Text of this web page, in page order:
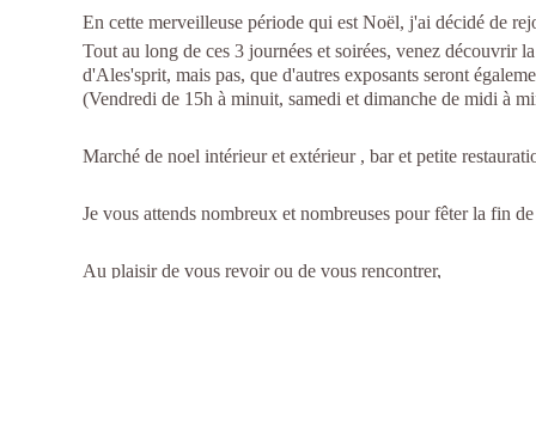
En cette merveilleuse période qui est Noël, j'ai décidé de
Tout au long de ces 3 journées et soirées, venez découvrir
d'Ales'sprit, mais pas, que d'autres exposants seront
(Vendredi de 15h à minuit, samedi et dimanche de midi à
Marché de noel intérieur et extérieur , bar et petite
Je vous attends nombreux et nombreuses pour fêter la fin
Au plaisir de vous revoir ou de vous rencontrer,